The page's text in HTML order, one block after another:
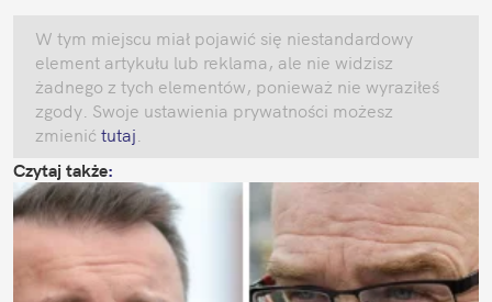
W tym miejscu miał pojawić się niestandardowy
element artykułu lub reklama, ale nie widzisz
żadnego z tych elementów, ponieważ nie wyraziłeś
zgody. Swoje ustawienia prywatności możesz
zmienić tutaj.
Czytaj także: